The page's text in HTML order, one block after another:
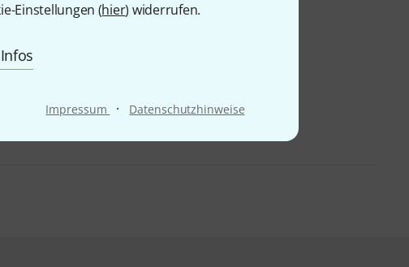
Einstellungen (hier) widerrufen.
Impressum · Datenschutzhinweise